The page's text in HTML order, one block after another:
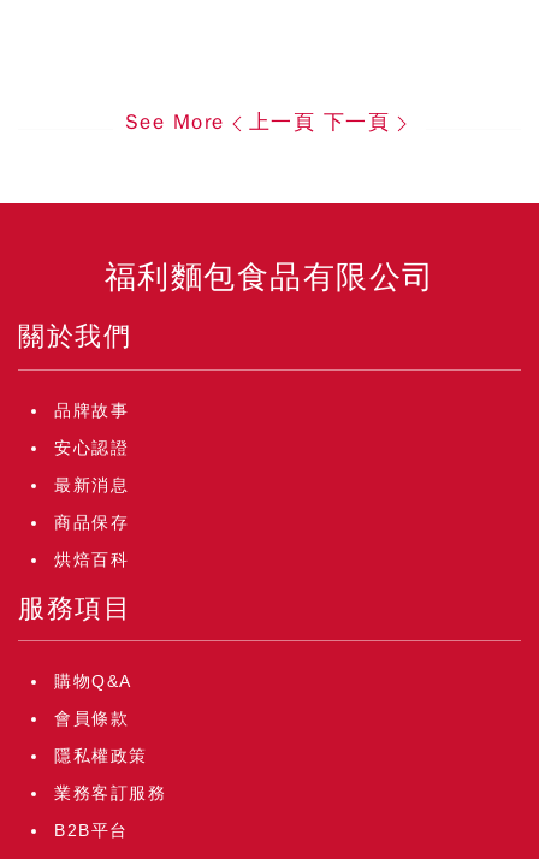
See More 上一頁 下一頁
福利麵包食品有限公司
關於我們
品牌故事
安心認證
最新消息
商品保存
烘焙百科
服務項目
購物Q&A
會員條款
隱私權政策
業務客訂服務
B2B平台